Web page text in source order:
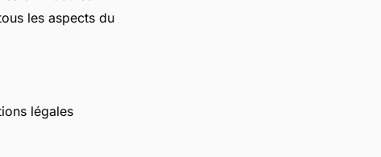
les aspects du
légales